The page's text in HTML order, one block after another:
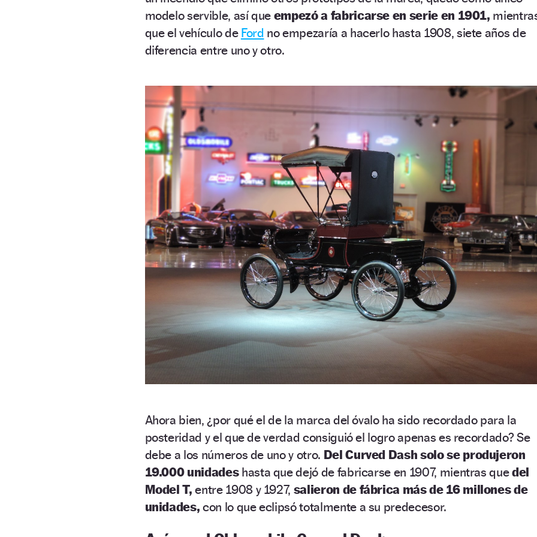
modelo servible, así que empezó a fabricarse en serie en 1901,
que el vehículo de Ford no empezaría a hacerlo hasta 1908, siete años de
diferencia entre uno y otro.
Ahora bien, ¿por qué el de la marca del óvalo ha sido recordado para la
posteridad y el que de verdad consiguió el logro apenas es recordado? Se
debe a los números de uno y otro. Del Curved Dash solo se produjeron
19.000 unidadeshasta que dejó de fabricarse en 1907, mientras quedel
Model T,entre 1908 y 1927, salieron de fábrica más de 16 millones de
unidades, con lo que eclipsó totalmente a su predecesor.